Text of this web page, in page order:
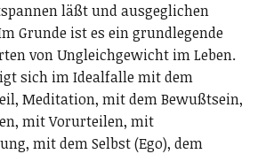
läßt und ausgeglichen
Grunde ist es ein grundlegende
von Ungleichgewicht im Leben.
sich im Idealfalle mit dem
Meditation, mit dem Bewußtsein,
mit Vorurteilen, mit
mit dem Selbst (Ego), dem